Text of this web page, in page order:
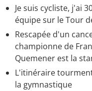
Je suis cycliste, j'ai
équipe sur le Tour
Rescapée d'un
championne de
Quemener est la
L'itinéraire
la gymnastique